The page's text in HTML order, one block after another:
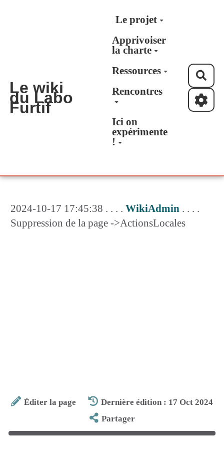
Aller au contenu principal
Le wiki
du Labo
Furtif
Le projet
Apprivoiser
la charte
Ressources
Rencontres
Ici on
expérimente
!
2024-10-17 17:45:38 . . . . WikiAdmin . . . .
Suppression de la page ->ActionsLocales
Éditer la page
Dernière édition : 17 Oct 2024
Partager